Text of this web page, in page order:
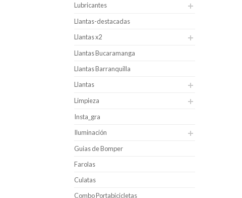
Lubricantes
Llantas-destacadas
Llantas x2
Llantas Bucaramanga
Llantas Barranquilla
Llantas
Limpieza
Insta_gra
Iluminación
Guias de Bomper
Farolas
Culatas
Combo Portabicicletas